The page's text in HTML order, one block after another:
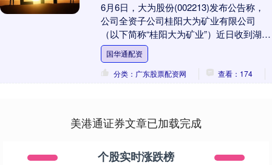
6月6日，大为股份(002213)发布公告称，
公司全资子公司桂阳大为矿业有限公司
（以下简称“桂阳大为矿业”）近日收到湖南
省自然资源厅的复函，确认《湖南省桂阳
县大....
国华通配资
分类：广东股票配资网
查看：174
美港通证券文章已加载完成
个股实时涨跌榜